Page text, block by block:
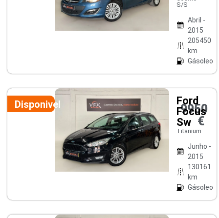
S/S
Abril -
2015
205450
km
Gásoleo
Disponivel
Ford
Focus
Sw
Titanium
Junho -
2015
130161
km
Gásoleo
9950
€